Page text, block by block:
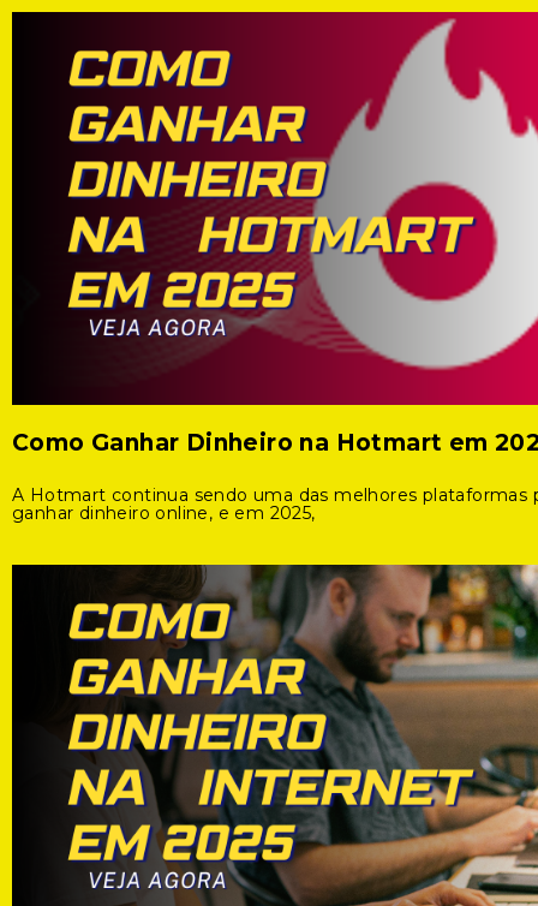
Como Ganhar Dinheiro na Hotmart em
A Hotmart continua sendo uma das melhores plataformas
ganhar dinheiro online, e em 2025,